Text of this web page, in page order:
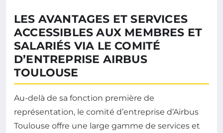
LES AVANTAGES ET SERVICES
ACCESSIBLES AUX MEMBRES ET
SALARIÉS VIA LE COMITÉ
D’ENTREPRISE AIRBUS
TOULOUSE
Au-delà de sa fonction première de
représentation, le comité d’entreprise d’Airbus
Toulouse offre une large gamme de services et